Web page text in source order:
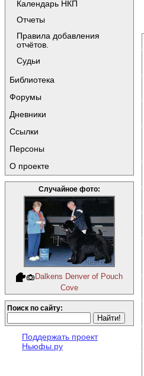
Календарь НКП
Отчеты
Правила добавления
отчётов.
Судьи
Библиотека
Форумы
Дневники
Ссылки
Персоны
О проекте
Случайное фото:
Dalkens Denver of Pouch
Cove
Поиск по сайту:
Поддержать проект
Ньюфы.ру